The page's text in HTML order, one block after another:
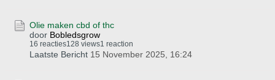
Olie maken cbd of thc
door Bobledsgrow
16 reacties128 views1 reaction
Laatste Bericht 15 November 2025, 16:24